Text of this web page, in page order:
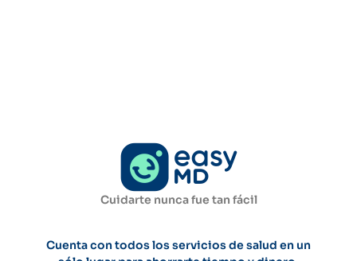
Cuidarte nunca fue tan fácil
Cuenta con todos los servicios de salud en un